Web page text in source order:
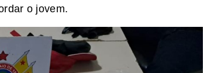
o jovem.